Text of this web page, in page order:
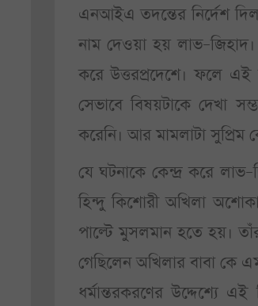
এনআইএ তদন্তের নির্দেশ
নাম দেওয়া হয়
করে উত্তরপ্রদেশে। ফলে এই
সেভাবে বিষয়টাকে দেখা
করেনি। আর মামলাটা সুপ্রিম
যে ঘটনাকে কেন্দ্র করে
হিন্দু কিশোরী অখিলা
পাল্টে মুসলমান হতে হয়।
গেছিলেন অখিলার বাবা
ধর্মান্তরকরণের উদ্দেশ্যে